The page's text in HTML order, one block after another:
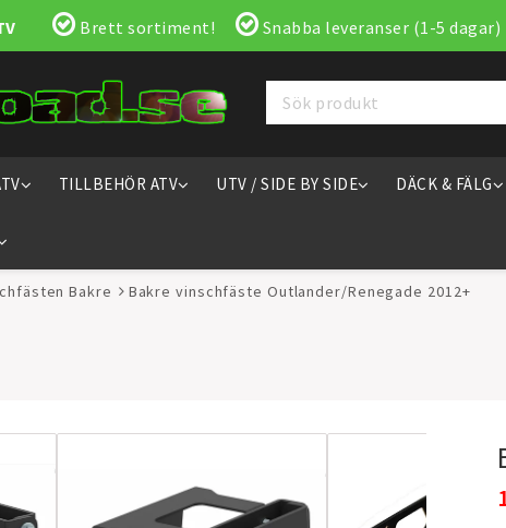
Brett sortiment! Snabba leveranser (1-5 dagar)
TILLBEHÖR ATV UTV / SIDE BY SIDE DÄCK & FÄLG
Bakre Bakre vinschfäste Outlander/Renegade 2012+